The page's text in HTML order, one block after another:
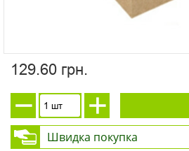
129.60 грн.
Швидка покупка